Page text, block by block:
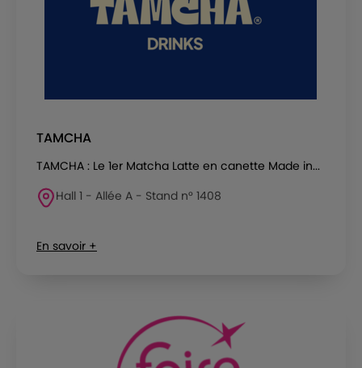
TAMCHA
TAMCHA : Le 1er Matcha Latte en canette Made in...
Hall 1 - Allée A - Stand n° 1408
En savoir +